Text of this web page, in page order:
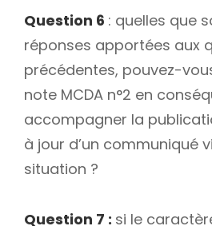
Question 6 : quelles que
réponses apportées aux
précédentes, pouvez-
note MCDA n°2 en
accompagner la
à jour d’un communiqué
situation ?
Question 7 : si le